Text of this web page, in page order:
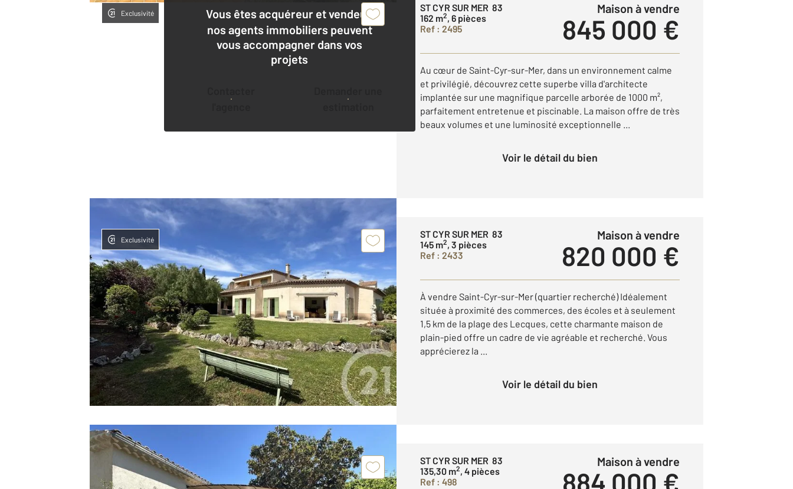
Vous êtes acquéreur et vendeur,
nos agents immobiliers peuvent
vous accompagner dans vos
projets
Exclusivité
ST CYR SUR MER 83
162 m2, 6 pièces
Ref : 2495
Maison à vendre
845 000 €
Au cœur de Saint-Cyr-sur-Mer, dans un environnement calme
et privilégié, découvrez cette superbe villa d'architecte
implantée sur une magnifique parcelle arborée de 1000 m²,
parfaitement entretenue et piscinable. La maison offre de très
beaux volumes et une luminosité exceptionnelle ...
Voir le détail du bien
Exclusivité
ST CYR SUR MER 83
145 m2, 3 pièces
Ref : 2433
Maison à vendre
820 000 €
À vendre Saint-Cyr-sur-Mer (quartier recherché) Idéalement
située à proximité des commerces, des écoles et à seulement
1,5 km de la plage des Lecques, cette charmante maison de
plain-pied offre un cadre de vie agréable et recherché. Vous
apprécierez la ...
Voir le détail du bien
ST CYR SUR MER 83
135,30 m2, 4 pièces
Ref : 498
Maison à vendre
884 000 €